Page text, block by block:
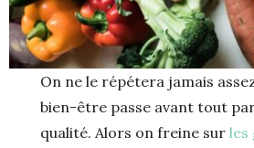
On ne le répétera jamais
bien-être passe avant tout
qualité. Alors on freine surles